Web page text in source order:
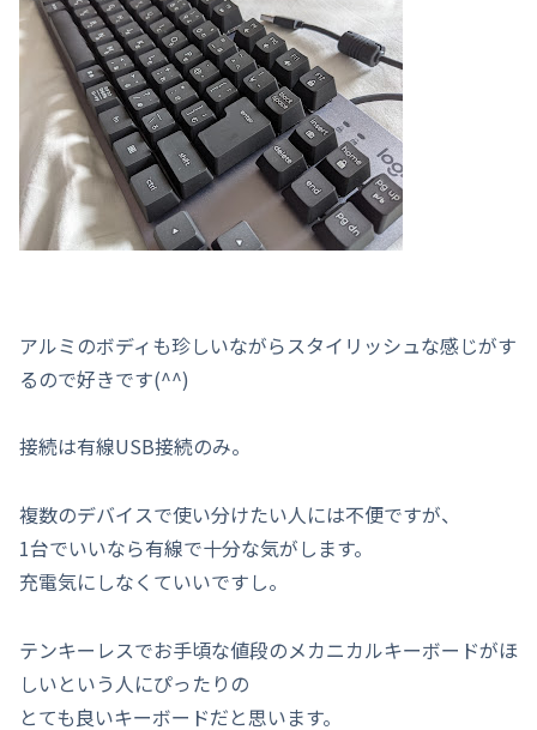
アルミのボディも珍しいながらスタイリッシュな感じがす
るので好きです(^^)
接続は有線USB接続のみ。
複数のデバイスで使い分けたい人には不便ですが、
1台でいいなら有線で十分な気がします。
充電気にしなくていいですし。
テンキーレスでお手頃な値段のメカニカルキーボードがほ
しいという人にぴったりの
とても良いキーボードだと思います。